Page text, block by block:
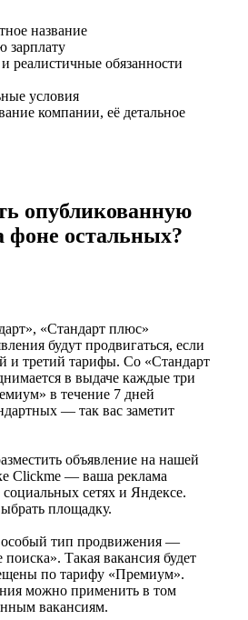
название
зарплату
обязанности
условия
компании, её детальное
опубликованную
фоне остальных?
«Стандарт плюс»
будут продвигаться, если
и третий тарифы. Со «Стандарт
в выдаче каждые три
в течение 7 дней
— так вас заметит
объявление на нашей
Clickme — ваша реклама
сетях и Яндексе.
площадку.
особый тип продвижения —
Такая вакансия будет
по тарифу «Премиум».
можно применить в том
вакансиям.